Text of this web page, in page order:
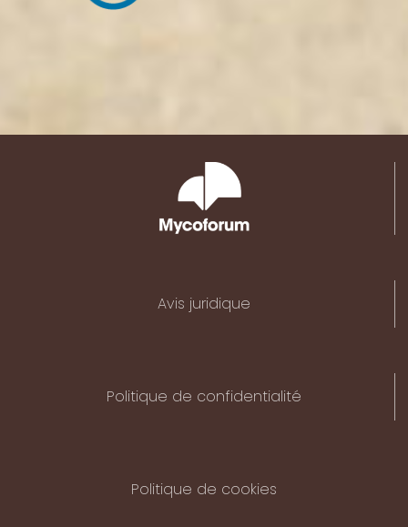
Avis juridique
Politique de confidentialité
Politique de cookies